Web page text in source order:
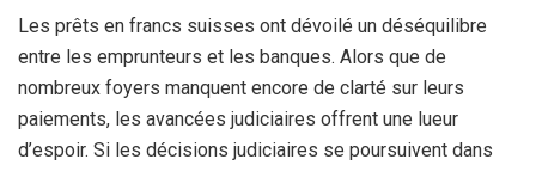
Les prêts en francs suisses ont dévoilé un déséquilibre
entre les emprunteurs et les banques. Alors que de
nombreux foyers manquent encore de clarté sur leurs
paiements, les avancées judiciaires offrent une lueur
d’espoir. Si les décisions judiciaires se poursuivent dans